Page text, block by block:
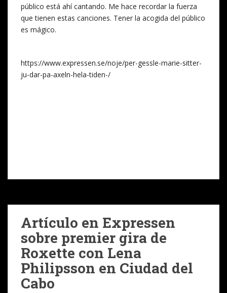
público está ahí cantando. Me hace recordar la fuerza
que tienen estas canciones. Tener la acogida del público
es mágico.
https://www.expressen.se/noje/per-gessle-marie-sitter-
ju-dar-pa-axeln-hela-tiden-/
Artículo en Expressen
sobre premier gira de
Roxette con Lena
Philipsson en Ciudad del
Cabo